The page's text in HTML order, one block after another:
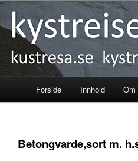
Kystreise
Skip
primary
Forside Innhold
Betongvarde,sort m.